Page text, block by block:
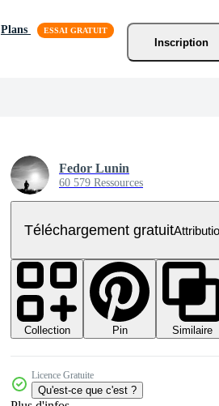
Plans
Inscription
Fedor Lunin
60 579 Ressources
Téléchargement gratuit
Collection Pin
Similaire
Licence Gratuite
Qu'est-ce que c'est ?